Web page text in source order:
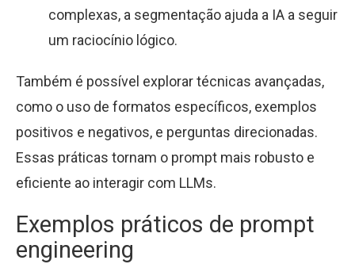
complexas, a segmentação ajuda a IA a seguir
um raciocínio lógico.
Também é possível explorar técnicas avançadas,
como o uso de formatos específicos, exemplos
positivos e negativos, e perguntas direcionadas.
Essas práticas tornam o prompt mais robusto e
eficiente ao interagir com LLMs.
Exemplos práticos de prompt
engineering